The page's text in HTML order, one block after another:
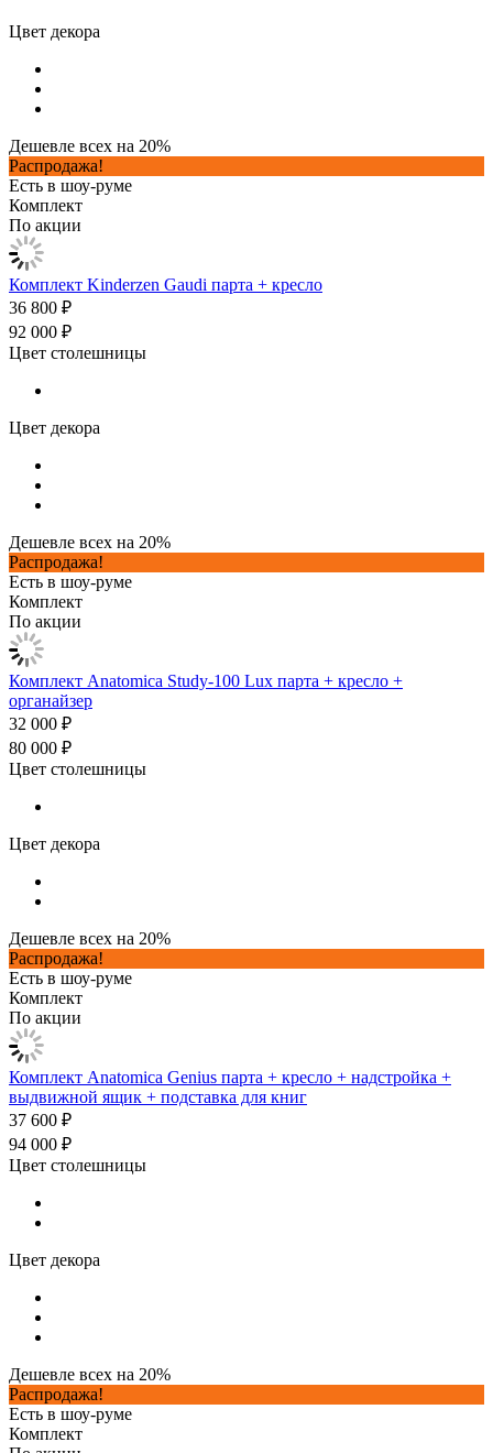
Цвет декора
Дешевле всех на 20%
Распродажа!
Есть в шоу-руме
Комплект
По акции
Комплект Kinderzen Gaudi парта + кресло
36 800 ₽
92 000 ₽
Цвет столешницы
Цвет декора
Дешевле всех на 20%
Распродажа!
Есть в шоу-руме
Комплект
По акции
Комплект Anatomica Study-100 Lux парта + кресло +
органайзер
32 000 ₽
80 000 ₽
Цвет столешницы
Цвет декора
Дешевле всех на 20%
Распродажа!
Есть в шоу-руме
Комплект
По акции
Комплект Anatomica Genius парта + кресло + надстройка +
выдвижной ящик + подставка для книг
37 600 ₽
94 000 ₽
Цвет столешницы
Цвет декора
Дешевле всех на 20%
Распродажа!
Есть в шоу-руме
Комплект